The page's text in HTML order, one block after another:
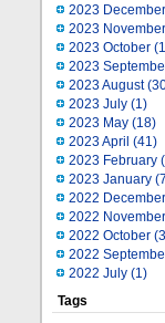
2023 December
2023 November
2023 October
2023
2023 August
2023 July (1)
2023 May (18)
2023 April (41)
2023 February
2023 January
2022 December
2022 November
2022 October
2022
2022 July (1)
Tags